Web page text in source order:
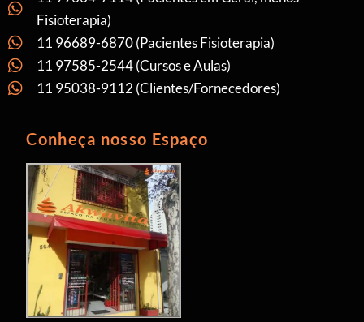
Fisioterapia)
11 96689-6870 (Pacientes Fisioterapia)
11 97585-2544 (Cursos e Aulas)
11 95038-9112 (Clientes/Fornecedores)
Conheça nosso Espaço